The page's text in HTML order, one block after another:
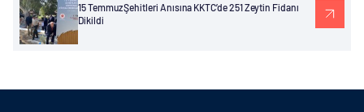
15 Temmuz Şehitleri Anısına KKTC’de 251 Zeytin Fidanı
Dikildi